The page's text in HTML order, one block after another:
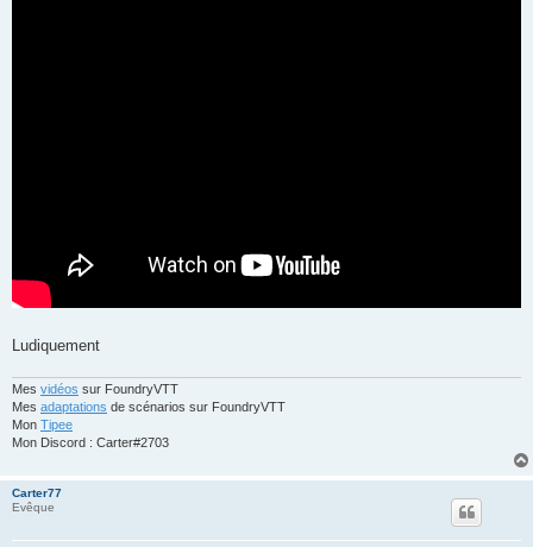
Ludiquement
Mes vidéos sur FoundryVTT
Mes adaptations de scénarios sur FoundryVTT
Mon Tipee
Mon Discord : Carter#2703
Carter77
Evêque